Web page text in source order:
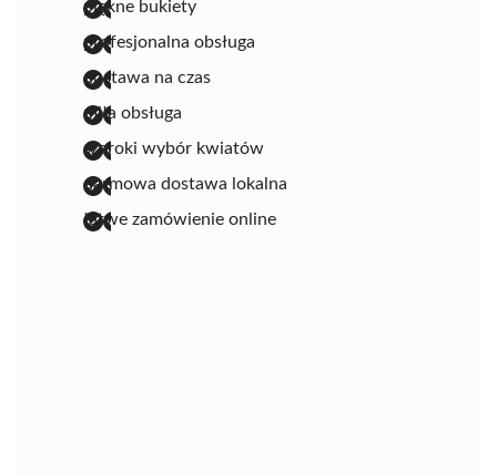
piękne bukiety
profesjonalna obsługa
dostawa na czas
miła obsługa
szeroki wybór kwiatów
darmowa dostawa lokalna
łatwe zamówienie online